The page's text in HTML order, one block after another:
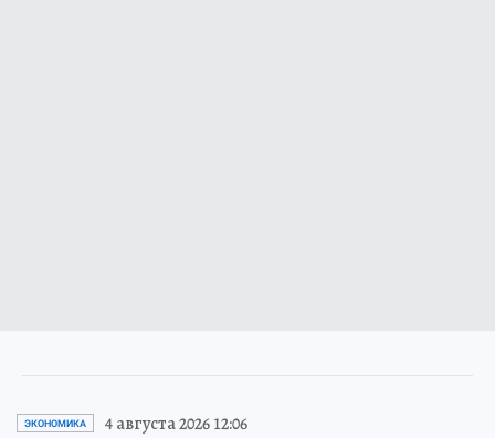
ЭКОНОМИКА 4 августа 2026 12:06